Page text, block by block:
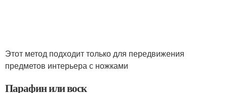
Этот метод подходит только для передвижения
предметов интерьера с ножками
Парафин или воск